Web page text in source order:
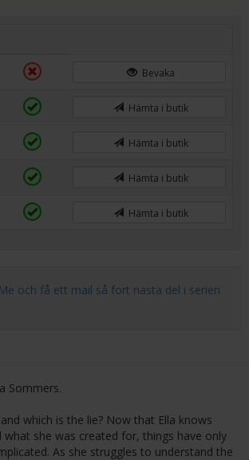
Bevaka
Hämta i butik
Hämta i butik
Hämta i butik
Hämta i butik
och få ett mail så fort nästa del i serien
Sommers.
which is the lie? Now that Ella knows
what she was created for, things have only
As she struggles to understand the